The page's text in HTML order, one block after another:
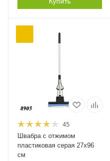
45
Швабра с отжимом
пластиковая серая 27х96
см